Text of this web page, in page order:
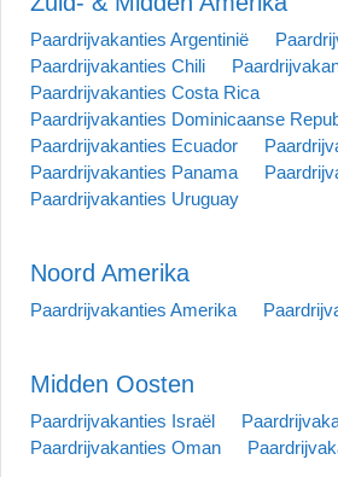
Paardrijvakanties Argentinië
Paardrijvakanties Chili
Paardrijvakanties Costa Rica
Paardrijvakanties Dominicaanse
Paardrijvakanties Ecuador
Paardrijvakanties Panama
Paardrijvakanties Uruguay
Noord Amerika
Paardrijvakanties Amerika
Midden Oosten
Paardrijvakanties Israël
Paardrijvakanties Oman